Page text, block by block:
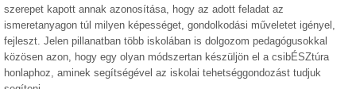
szerepet kapott annak azonosítása, hogy az adott feladat az
ismeretanyagon túl milyen képességet, gondolkodási műveletet igényel,
fejleszt. Jelen pillanatban több iskolában is dolgozom pedagógusokkal
közösen azon, hogy egy olyan módszertan készüljön el a csibÉSZtúra
honlaphoz, aminek segítségével az iskolai tehetséggondozást tudjuk